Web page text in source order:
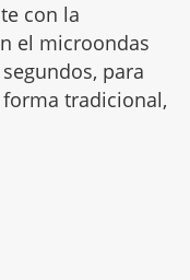
con la
el microondas
para
tradicional,